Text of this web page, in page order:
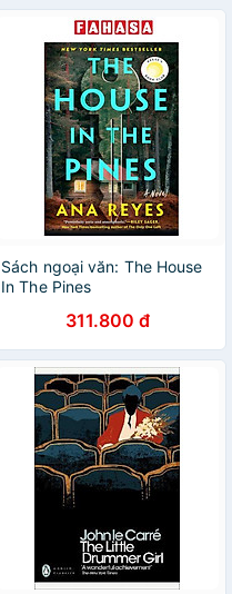
Sách ngoại văn: The House
In The Pines
311.800 đ